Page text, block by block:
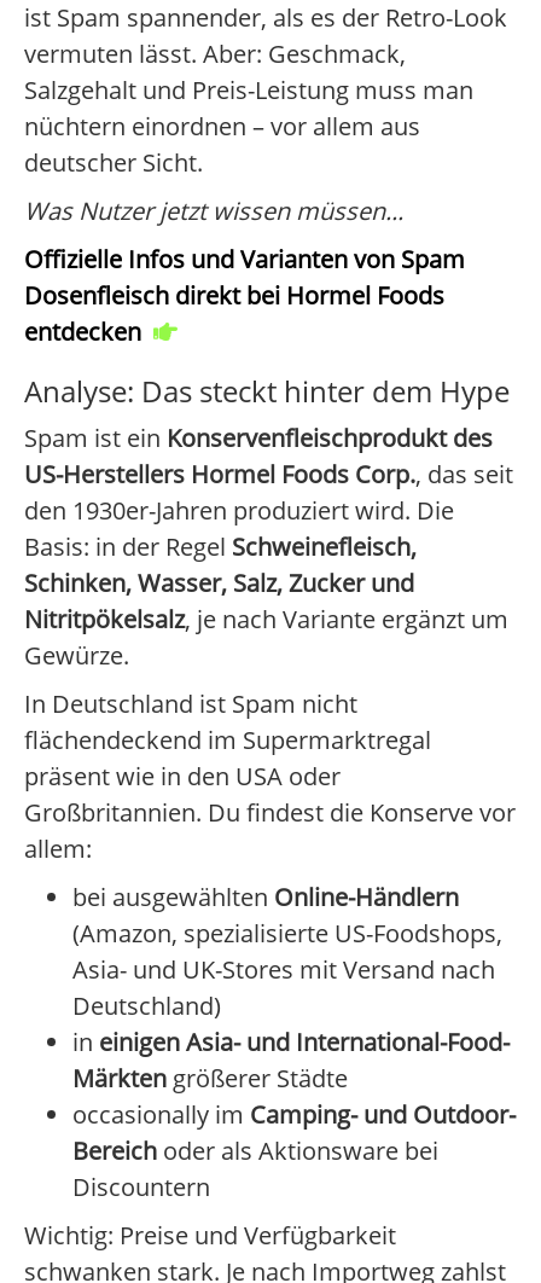
ist Spam spannender, als es der Retro-Look
vermuten lässt. Aber: Geschmack,
Salzgehalt und Preis-Leistung muss man
nüchtern einordnen – vor allem aus
deutscher Sicht.
Was Nutzer jetzt wissen müssen...
Offizielle Infos und Varianten von Spam
Dosenfleisch direkt bei Hormel Foods
entdecken
Analyse: Das steckt hinter dem Hype
Spam ist ein Konservenfleischprodukt des
US-Herstellers Hormel Foods Corp., das seit
den 1930er-Jahren produziert wird. Die
Basis: in der Regel Schweinefleisch,
Schinken, Wasser, Salz, Zucker und
Nitritpökelsalz, je nach Variante ergänzt um
Gewürze.
In Deutschland ist Spam nicht
flächendeckend im Supermarktregal
präsent wie in den USA oder
Großbritannien. Du findest die Konserve vor
allem:
bei ausgewählten Online-Händlern
(Amazon, spezialisierte US-Foodshops,
Asia- und UK-Stores mit Versand nach
Deutschland)
in einigen Asia- und International-Food-
Märkten größerer Städte
occasionally im Camping- und Outdoor-
Bereich oder als Aktionsware bei
Discountern
Wichtig: Preise und Verfügbarkeit
schwanken stark. Je nach Importweg zahlst